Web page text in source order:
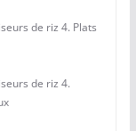
de riz 4. Plats
de riz 4.